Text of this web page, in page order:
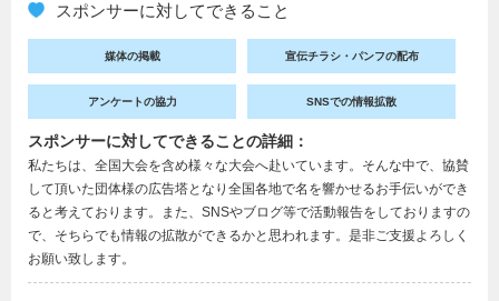
スポンサーに対してできること
媒体の掲載 宣伝チラシ・パンフの配布
アンケートの協力 SNSでの情報拡散
スポンサーに対してできることの詳細：
私たちは、全国大会を含め様々な大会へ赴いています。そんな中で、協賛
して頂いた団体様の広告塔となり全国各地で名を響かせるお手伝いができ
ると考えております。また、SNSやブログ等で活動報告をしておりますの
で、そちらでも情報の拡散ができるかと思われます。是非ご支援よろしく
お願い致します。